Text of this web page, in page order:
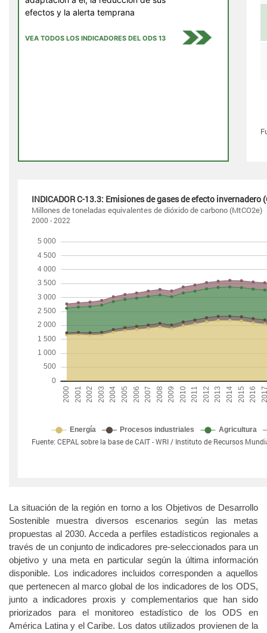
efectos y la alerta temprana
VEA TODOS LOS INDICADORES DEL ODS 13
La situación de la región en torno a los Objetivos de Desarrollo
Sostenible muestra diversos escenarios según las metas
propuestas al 2030. Acceda a perfiles estadísticos regionales a
través de un conjunto de indicadores pre-seleccionados para un
objetivo y una meta en particular según la última información
disponible. Los indicadores incluidos corresponden a aquellos
que pertenecen al marco global de los indicadores de los ODS,
junto a indicadores proxis y complementarios que han sido
priorizados para el monitoreo estadístico de los ODS en
América Latina y el Caribe. Los datos utilizados provienen de la